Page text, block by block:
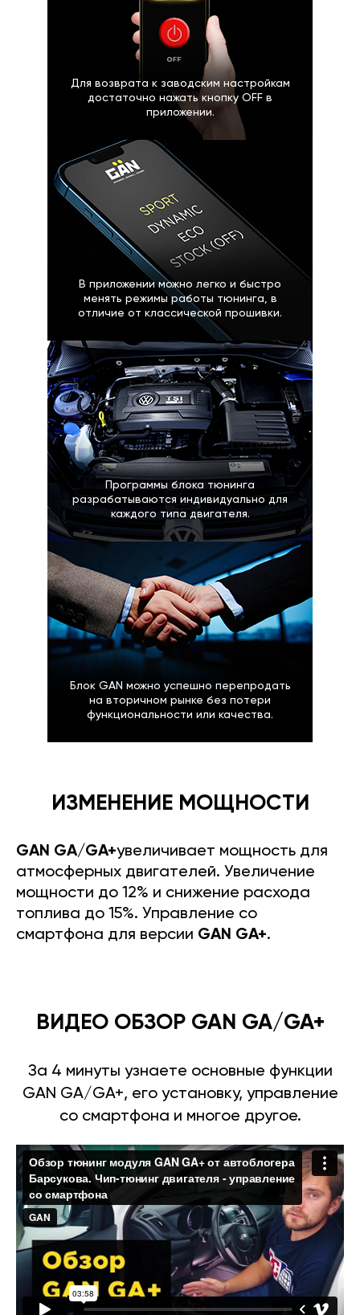
Для возврата к заводским настройкам
достаточно нажать кнопку OFF в
приложении.
В приложении можно легко и быстро
менять режимы работы тюнинга, в
отличие от классической прошивки.
Программы блока тюнинга
разрабатываются индивидуально для
каждого типа двигателя.
Блок GAN можно успешно перепродать
на вторичном рынке без потери
функциональности или качества.
ИЗМЕНЕНИЕ МОЩНОСТИ
GAN GA/GA+увеличивает мощность для
атмосферных двигателей. Увеличение
мощности до 12% и снижение расхода
топлива до 15%. Управление со
смартфона для версии GAN GA+.
ВИДЕО ОБЗОР GAN GA/GA+
За 4 минуты узнаете основные функции
GAN GA/GA+, его установку, управление
со смартфона и многое другое.